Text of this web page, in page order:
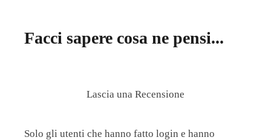
Facci sapere cosa ne pensi...
Lascia una Recensione
Solo gli utenti che hanno fatto login e hanno